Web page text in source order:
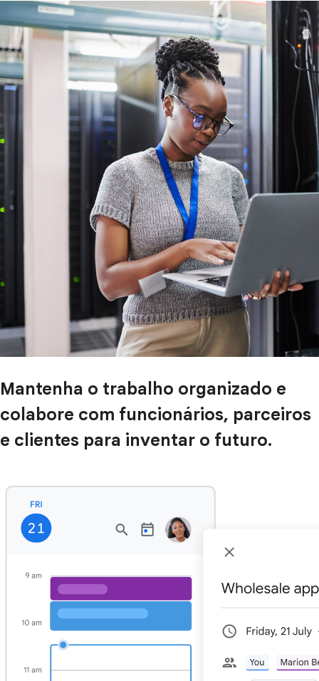
Mantenha o trabalho organizado e
colabore com funcionários, parceiros
e clientes para inventar o futuro.